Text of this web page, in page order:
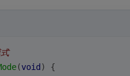
(void )
{